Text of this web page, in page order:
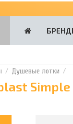
Душевые лотки